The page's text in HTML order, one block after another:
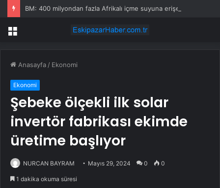
BM: 400 milyondan fazla Afrikalı içme suyuna erişemiyor
Menü
Anasayfa / Ekonomi
Ekonomi
Şebeke ölçekli ilk solar
invertör fabrikası ekimde
üretime başlıyor
NURCAN BAYRAM Mayıs 29, 2024 0 0
1 dakika okuma süresi